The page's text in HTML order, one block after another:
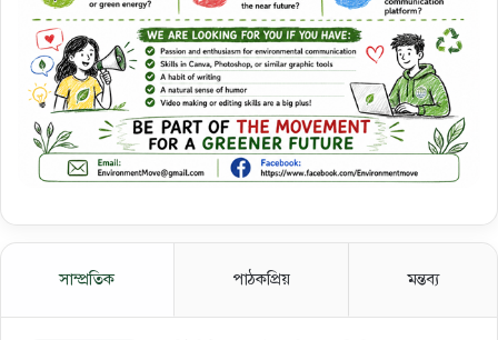
সাম্প্রতিক পাঠকপ্রিয় মন্তব্য